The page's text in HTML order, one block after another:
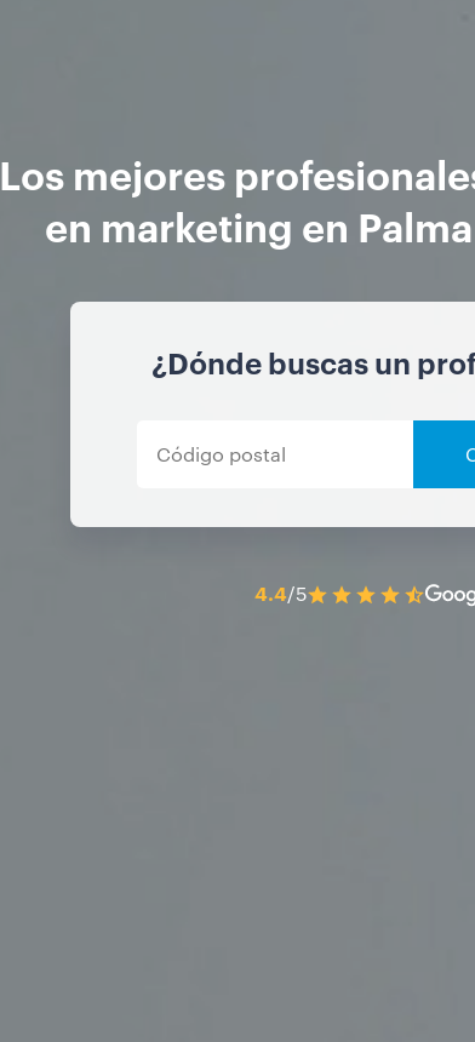
Los mejores
en marketing en
¿Dónde buscas un
4.4/5